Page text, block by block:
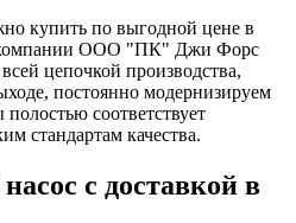
купить по выгодной цене в
ООО "ПК" Джи Форс
цепочкой производства,
постоянно модернизируем
соответствует
стандартам качества.
с доставкой в